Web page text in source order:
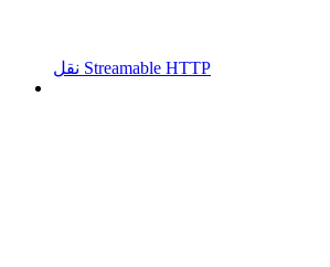
نقل Streamable HTTP